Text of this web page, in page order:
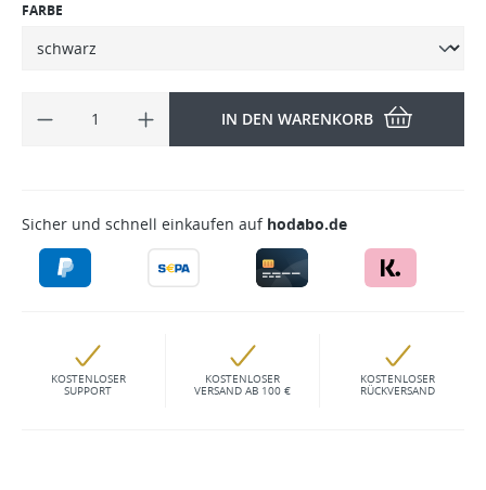
FARBE
IN DEN WARENKORB
Sicher und schnell einkaufen auf hodabo.de
KOSTENLOSER
SUPPORT
KOSTENLOSER
VERSAND AB 100 €
KOSTENLOSER
RÜCKVERSAND